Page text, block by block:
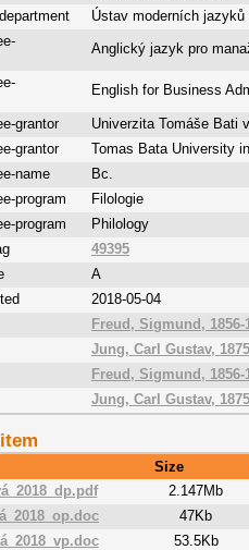
Ústav moderních jazyků
Anglický jazyk pro
English for Business
grantor Univerzita Tomáše Bati
grantor
Tomas Bata University
name
Bc.
program
Filologie
program
Philology
49395
A
2018-05-04
Freud, Sigmund, 1856-
Jung, Carl Gustav,
Freud, Sigmund, 1856-
Jung, Carl Gustav,
Size
2.147Mb
47Kb
53.5Kb